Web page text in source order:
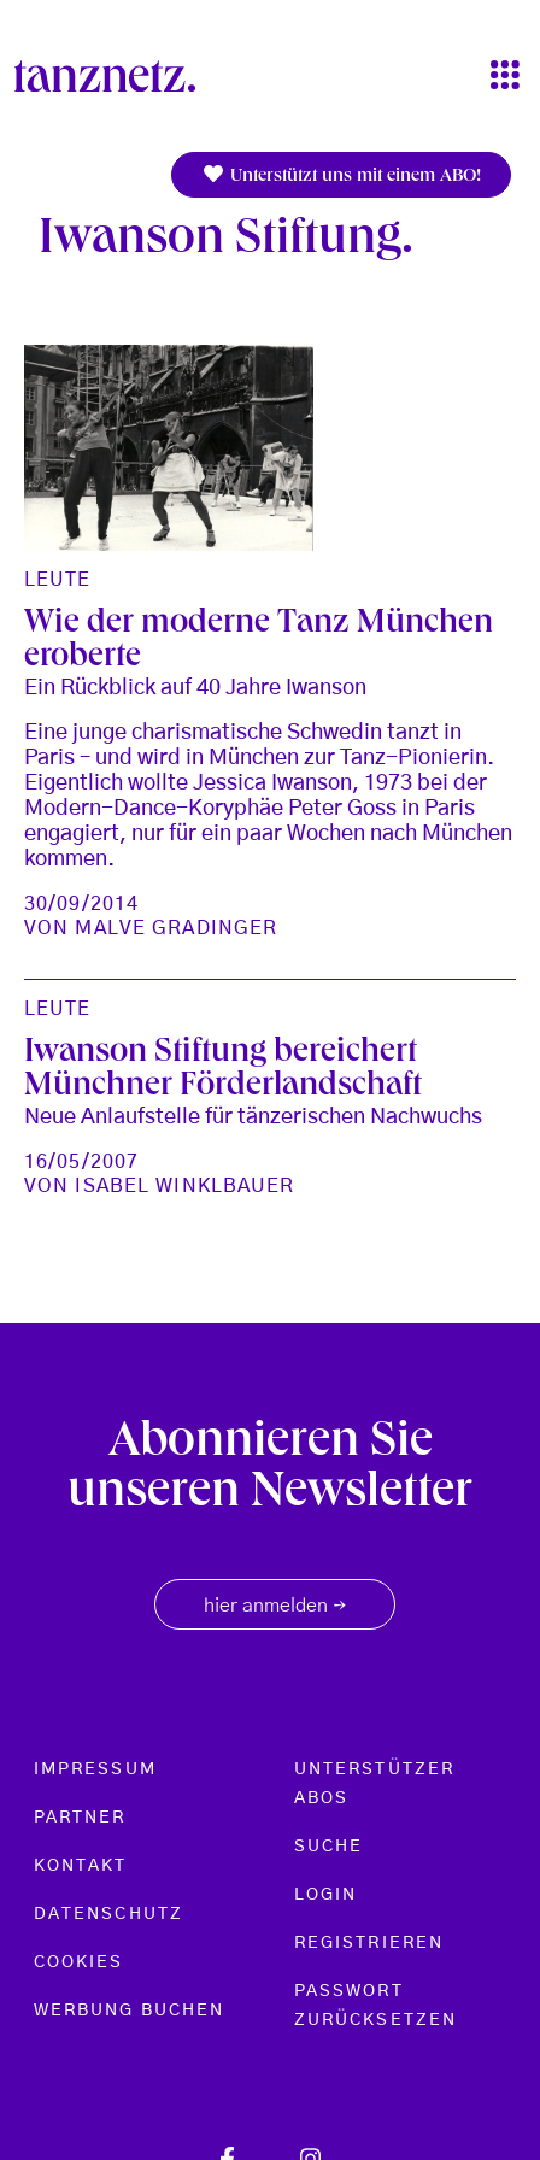
Unterstützt uns mit einem ABO!
Iwanson Stiftung
LEUTE
Wie der moderne Tanz München
eroberte
Ein Rückblick auf 40 Jahre Iwanson
Eine junge charismatische Schwedin tanzt in
Paris – und wird in München zur Tanz-Pionierin.
Eigentlich wollte Jessica Iwanson, 1973 bei der
Modern-Dance-Koryphäe Peter Goss in Paris
engagiert, nur für ein paar Wochen nach München
kommen.
30/09/2014
VON MALVE GRADINGER
LEUTE
Iwanson Stiftung bereichert
Münchner Förderlandschaft
Neue Anlaufstelle für tänzerischen Nachwuchs
16/05/2007
VON
ISABEL WINKLBAUER
Abonnieren Sie
unseren Newsletter
hier anmelden →
Footer menu
IMPRESSUM
PARTNER
KONTAKT
DATENSCHUTZ
COOKIES
WERBUNG BUCHEN
UNTERSTÜTZER
ABOS
SUCHE
LOGIN
REGISTRIEREN
PASSWORT
ZURÜCKSETZEN